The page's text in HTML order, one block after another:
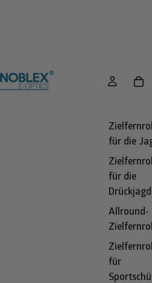
für die
für die
Drückjagd
Allround-
für